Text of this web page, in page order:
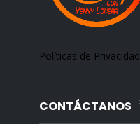
Políticas de Privacidad
CONTÁCTANOS